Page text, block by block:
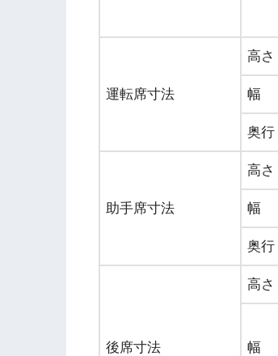
運転席寸法
高さ
幅
奥行
助手席寸法
高さ
幅
奥行
後席寸法
高さ
幅